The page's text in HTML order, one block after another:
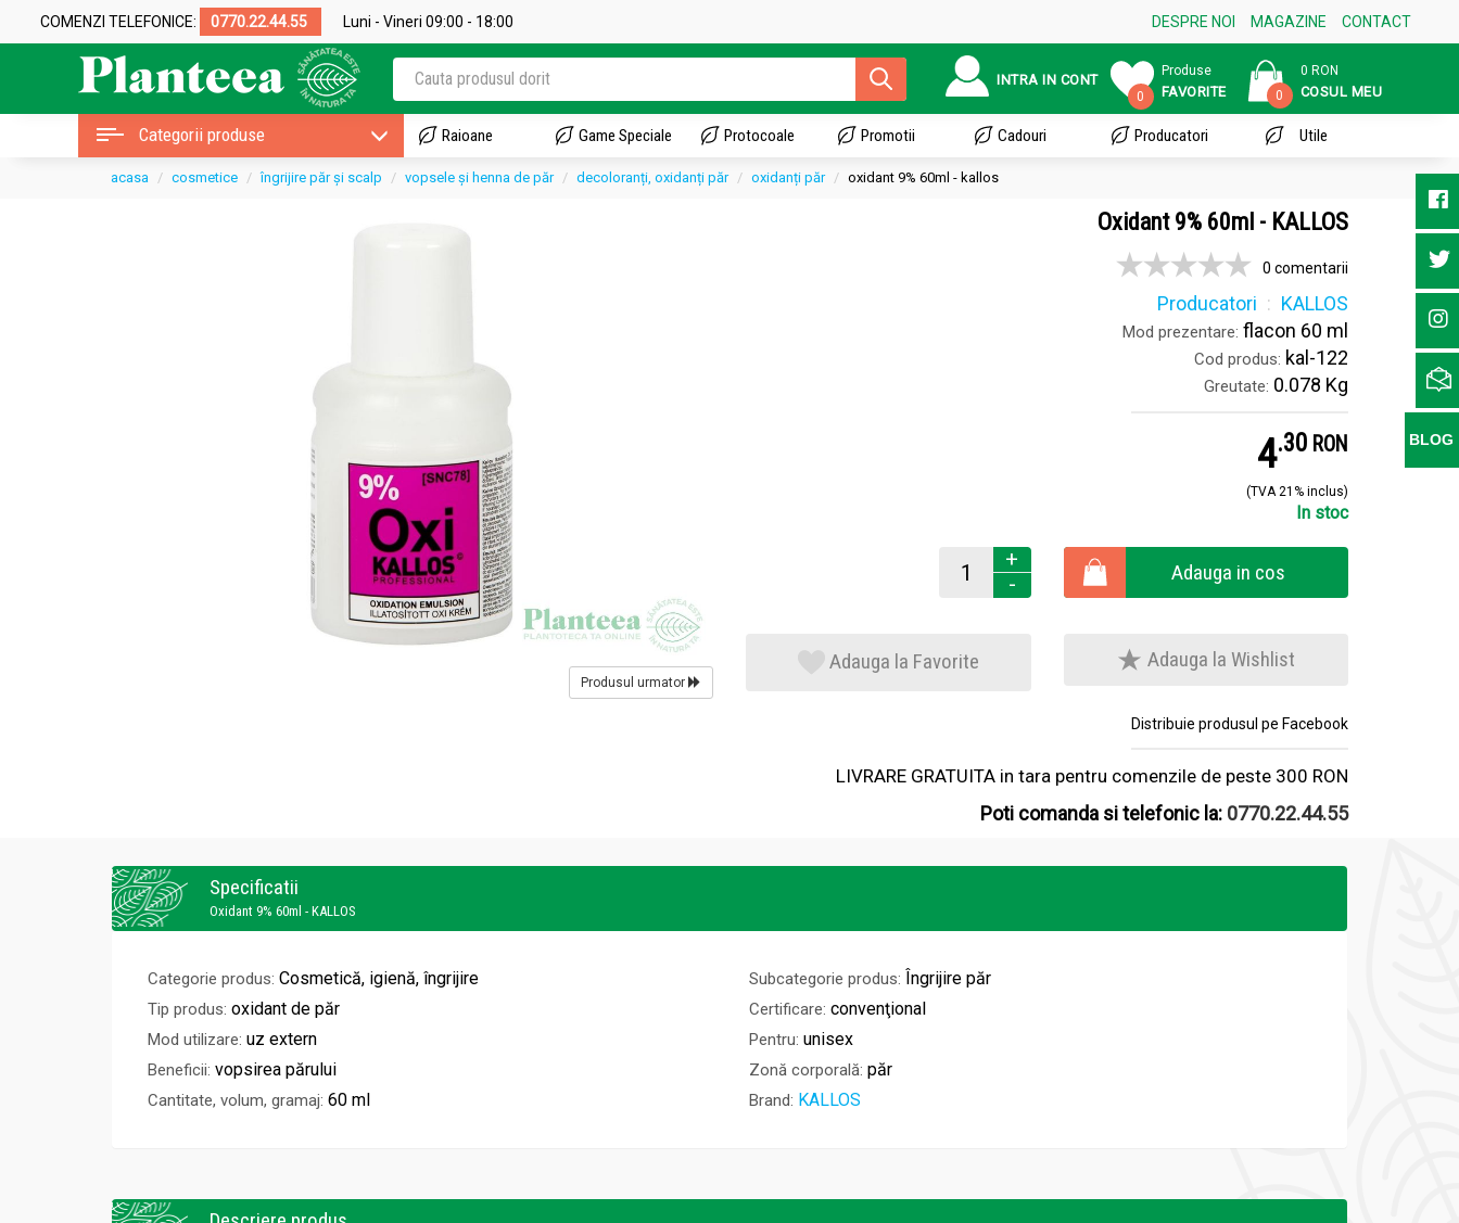
COMENZI TELEFONICE: 0770.22.44.55 Luni - Vineri 09:00 - 18:00 DESPRE NOI MAGAZINE CONTACT
INTRA IN CONT
0
Produse
FAVORITE 0
0 RON
COSUL MEU
Categorii produse Raioane Game Speciale Protocoale Promotii Cadouri Producatori Utile
acasa cosmetice îngrijire păr și scalp vopsele și henna de păr decoloranți, oxidanți păr oxidanți păr oxidant 9% 60ml - kallos
Produsul urmator
Oxidant 9% 60ml - KALLOS
0 comentarii
Producatori KALLOS
Mod prezentare: flacon 60 ml
Cod produs: kal-122
Greutate: 0.078 Kg
4.3 RON
(TVA 21% inclus)
In stoc
+
-
Adauga in cos
Adauga la Favorite Adauga la Wishlist
Distribuie produsul pe Facebook
LIVRARE GRATUITA in tara pentru comenzile de peste 300 RON
Poti comanda si telefonic la: 0770.22.44.55
Specificatii
Oxidant 9% 60ml - KALLOS
Categorie produs: Cosmetică, igienă, îngrijire Subcategorie produs: Îngrijire păr
Tip produs: oxidant de păr Certificare: convenţional
Mod utilizare: uz extern Pentru: unisex
Beneficii: vopsirea părului Zonă corporală: păr
Cantitate, volum, gramaj: 60 ml Brand: KALLOS
BLOG